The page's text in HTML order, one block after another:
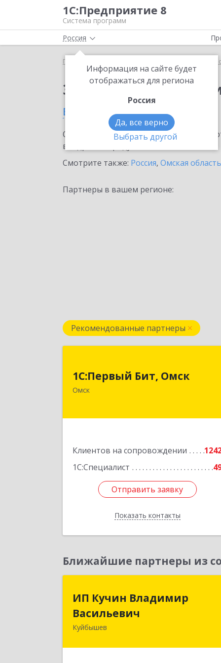
1С:Предприятие 8
Система программ
Россия
Информация на сайте будет
отображаться для региона
Россия
Да, все верно
Выбрать другой
Главная 1С:Прогнозирование
Заказать
в Омске
Ознакомьтесь с информационными
внедрение продукта.
Смотрите также: Россия, Омская область
Партнеры в вашем регионе:
Рекомендованные партнеры
1С:Первый Бит, Омск
Омск
Клиентов на сопровождении
1С:Специалист
Отправить заявку
Показать контакты
644099, Омская обл, Омск г, Гагарина
Отправить заявку
Назад
Ближайшие партнеры из
ИП Кучин Владимир
Васильевич
Куйбышев
Васильевич